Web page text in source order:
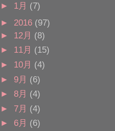
► 1月 (7)
► 2016 (97)
► 12月 (8)
► 11月 (15)
► 10月 (4)
► 9月 (6)
► 8月 (4)
► 7月 (4)
► 6月 (6)